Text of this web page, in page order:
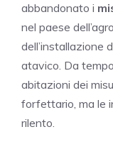
abbandonato i
nel paese
dell’installazione
atavico. Da
abitazioni dei
forfettario, ma le
rilento.